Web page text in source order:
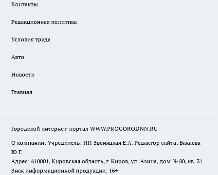
Контакты
Редакционная политика
Условия труда
Авто
Новости
Главная
Городской интернет-портал WWW.PROGORODNN.RU
О компании: Учредитель: ИП Звеняцкая Е.А. Редактор сайта: Бакаева
Ю.Г.
Адрес: 610001, Кировская область, г. Киров, ул. Азина, дом № 80, кв. 31
Знак информационной продукции: 16+